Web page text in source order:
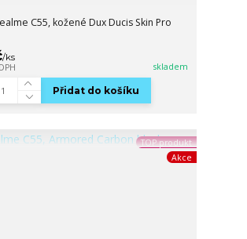
C55, kožené Dux Ducis Skin Pro
/ks
skladem
Přidat do košíku
TOP produkt
Akce